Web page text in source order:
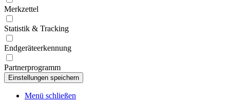
Merkzettel
Statistik & Tracking
Endgeräteerkennung
Partnerprogramm
Menü schließen